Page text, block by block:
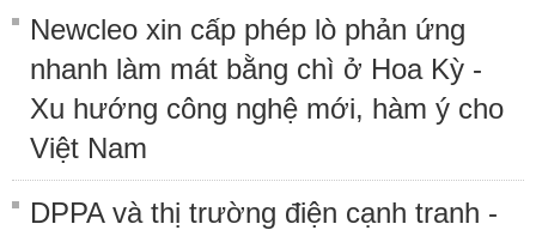
Newcleo xin cấp phép lò phản ứng
nhanh làm mát bằng chì ở Hoa Kỳ -
Xu hướng công nghệ mới, hàm ý cho
Việt Nam
DPPA và thị trường điện cạnh tranh -